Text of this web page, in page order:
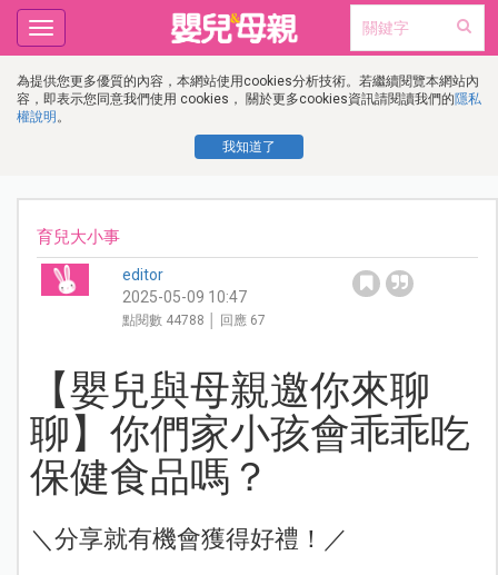
為提供您更多優質的內容，本網站使用cookies分析技術。若繼續閱覽本網站內
容，即表示您同意我們使用 cookies， 關於更多cookies資訊請閱讀我們的隱私
權說明 。
我知道了
Toggle
navigation
育兒大小事
editor
2025-05-09 10:47
點閱數 44788 │ 回應 67
【嬰兒與母親邀你來聊
聊】你們家小孩會乖乖吃
保健食品嗎？
＼分享就有機會獲得好禮！／